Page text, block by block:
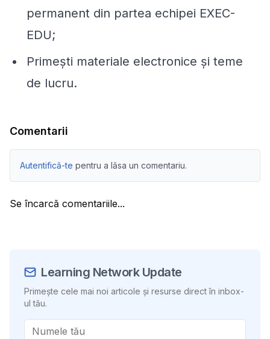
permanent din partea echipei EXEC-
EDU;
Primești materiale electronice și teme
de lucru.
Comentarii
Autentifică-te pentru a lăsa un comentariu.
Se încarcă comentariile...
Learning Network Update
Primește cele mai noi articole și resurse direct în inbox-
ul tău.